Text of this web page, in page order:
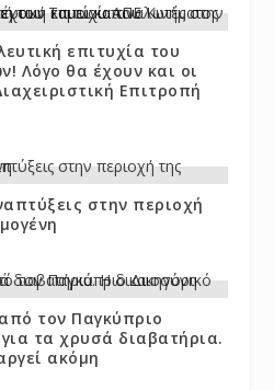
επιτυχία του
Λόγο θα έχουν και οι
Επιτροπή
στην περιοχή
τον Παγκύπριο
τα χρυσά διαβατήρια.
ακόμη